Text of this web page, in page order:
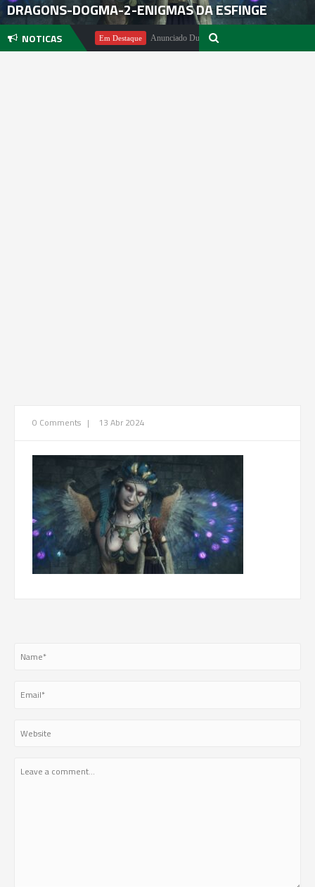
DRAGONS-DOGMA-2-ENIGMAS DA ESFINGE
NOTICAS
Pachter Em Destaque Anunciado DualSense The Last of Us Limited Edition
0 Comments | 13 Abr 2024